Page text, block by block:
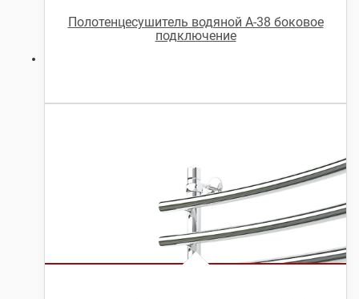
Полотенцесушитель водяной А-38 боковое
подключение